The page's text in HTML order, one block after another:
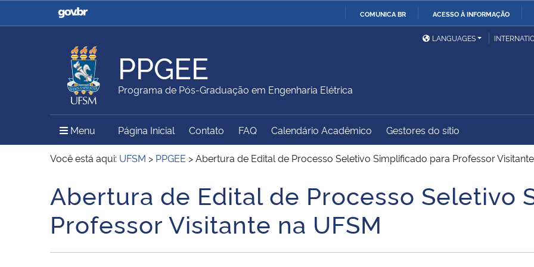
COMUNICA BR ACESSO À INFORMAÇÃO
Casa Civil
Ministério da Justiça e
Ministério da Defesa
Ministério das Relações
Exteriores
Ministério da Agricultura,
Pecuária e Abastecimento
Ministério da Educação
Ministério do Meio Ambiente Ministério do Turismo
Ministério do
Desenvolvimento Regional
Controladoria-Geral da
União
Secretaria de Governo
Gabinete de Segurança
Institucional
Advocacia-Geral da União Banco Central do Brasil
LANGUAGES
PPGEE
Programa de Pós-Graduação em Engenharia Elétrica
Menu Menu Principal do Sítio
Página Inicial Contato FAQ Calendário Acadêmico Gestores do sítio
Você está aqui: UFSM > PPGEE >Abertura de Edital de Processo Seletivo Simplificado para Professor
Início do conteúdo
Abertura de Edital de Processo Seletivo
Professor Visitante na UFSM